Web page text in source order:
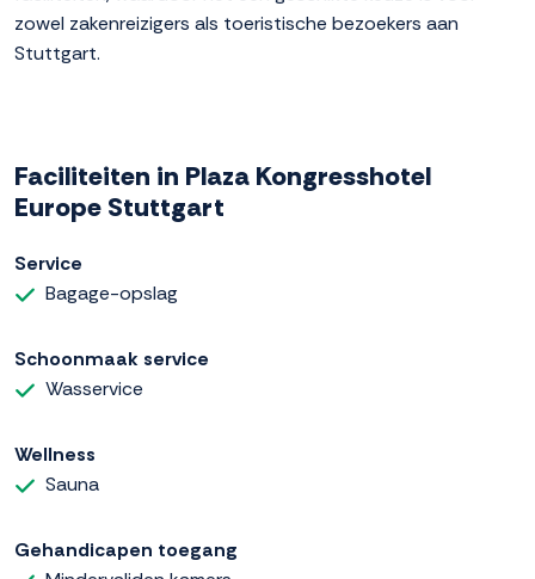
zowel zakenreizigers als toeristische bezoekers aan
Stuttgart.
Faciliteiten in Plaza Kongresshotel
Europe Stuttgart
Service
Bagage-opslag
Schoonmaak service
Wasservice
Wellness
Sauna
Gehandicapen toegang